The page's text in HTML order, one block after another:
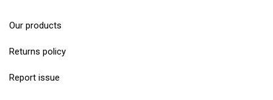
Our products
Returns policy
Report issue